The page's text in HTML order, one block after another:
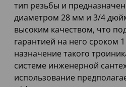
тип резьбы и
диаметром 28 мм и 3/4
высоким качеством, что
гарантией на него сроком
назначение такого
системе инженерной
использование